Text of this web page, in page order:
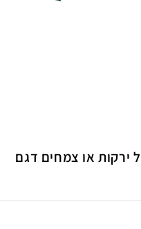
ירקות או צמחים דגם